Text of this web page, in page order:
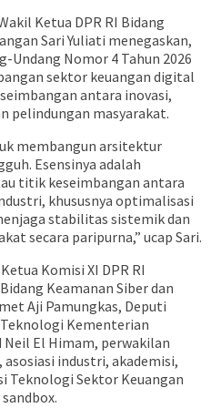
Ketua DPR RI Bidang
Sari Yuliati menegaskan,
Undang Nomor 4 Tahun 2026
sektor keuangan digital
antara inovasi,
pelindungan masyarakat.
membangun arsitektur
Esensinya adalah
titik keseimbangan antara
khususnya optimalisasi
stabilitas sistemik dan
secara paripurna,” ucap Sari.
Komisi XI DPR RI
Keamanan Siber dan
Aji Pamungkas, Deputi
Kementerian
El Himam, perwakilan
industri, akademisi,
Teknologi Sektor Keuangan